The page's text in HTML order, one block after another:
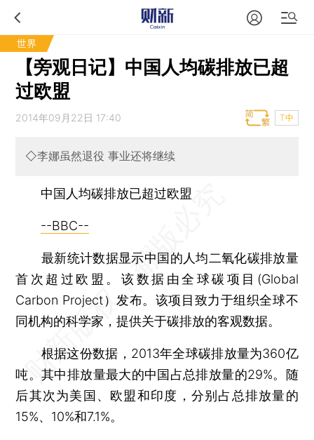
世界
【旁观日记】中国人均碳排放已超
过欧盟
2014年09月22日 17:40 T中
◇李娜虽然退役 事业还将继续
中国人均碳排放已超过欧盟
--BBC--
最新统计数据显示中国的人均二氧化碳排放量
首次超过欧盟。该数据由全球碳项目(Global
Carbon Project）发布。该项目致力于组织全球不
同机构的科学家，提供关于碳排放的客观数据。
根据这份数据，2013年全球碳排放量为360亿
吨。其中排放量最大的中国占总排放量的29%。随
后其次为美国、欧盟和印度，分别占总排放量的
15%、10%和7.1%。